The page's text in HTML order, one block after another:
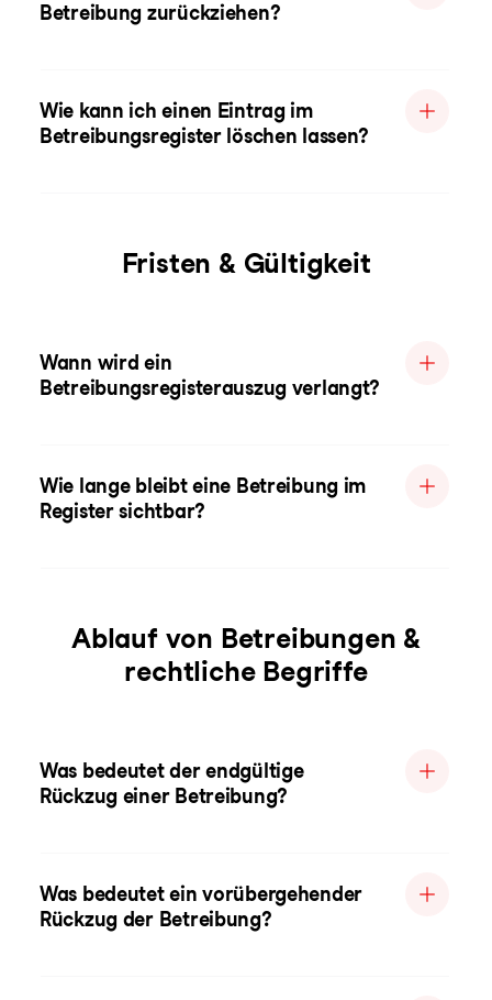
Betreibung zurückziehen?
Wie kann ich einen Eintrag im
Betreibungsregister löschen lassen?
Fristen & Gültigkeit
Wann wird ein
Betreibungsregisterauszug verlangt?
Wie lange bleibt eine Betreibung im
Register sichtbar?
Ablauf von Betreibungen &
rechtliche Begriffe
Was bedeutet der endgültige
Rückzug einer Betreibung?
Was bedeutet ein vorübergehender
Rückzug der Betreibung?